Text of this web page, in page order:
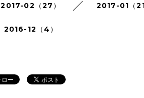
2017-02（27） 2017-01（21
2016-12（4）